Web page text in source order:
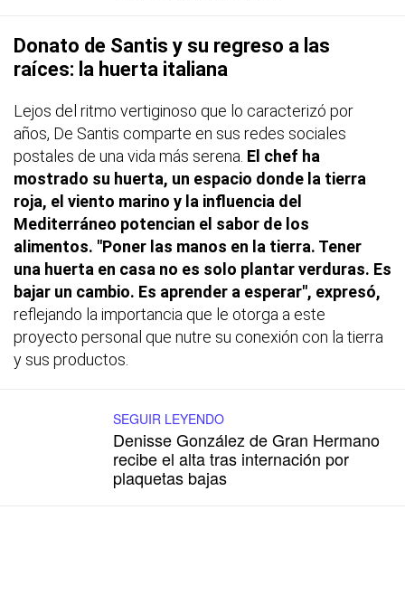
Donato de Santis y su regreso a las
raíces: la huerta italiana
Lejos del ritmo vertiginoso que lo caracterizó por
años, De Santis comparte en sus redes sociales
postales de una vida más serena. El chef ha
mostrado su huerta, un espacio donde la tierra
roja, el viento marino y la influencia del
Mediterráneo potencian el sabor de los
alimentos. "Poner las manos en la tierra. Tener
una huerta en casa no es solo plantar verduras. Es
bajar un cambio. Es aprender a esperar", expresó,
reflejando la importancia que le otorga a este
proyecto personal que nutre su conexión con la tierra
y sus productos.
SEGUIR LEYENDO
Denisse González de Gran Hermano
recibe el alta tras internación por
plaquetas bajas